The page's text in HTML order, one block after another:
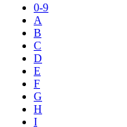
0-9
A
B
C
D
E
F
G
H
I